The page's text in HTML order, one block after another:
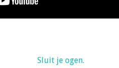
Sluit je ogen.